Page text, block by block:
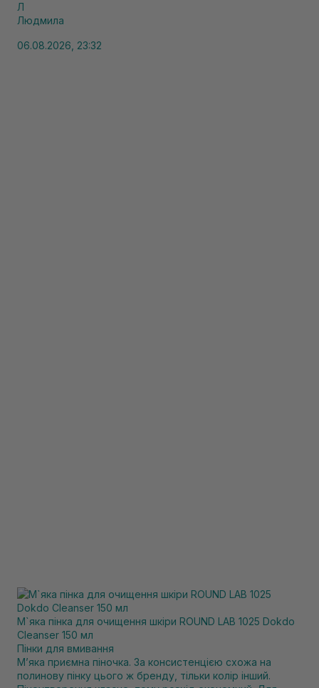
Л
Людмила
06.08.2026, 23:32
М`яка пінка для очищення шкіри ROUND LAB 1025 Dokdo
Cleanser 150 мл
Пінки для вмивання
Мʼяка приємна піночка. За консистенцією схожа на
полинову пінку цього ж бренду, тільки колір інший.